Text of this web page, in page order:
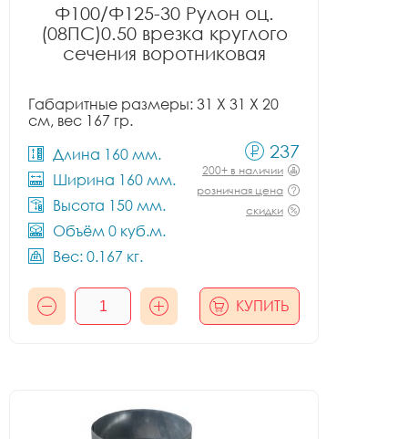
Ф100/Ф125-30 Рулон оц.
(08ПС)0.50 врезка круглого
сечения воротниковая
Габаритные размеры: 31 X 31 X 20
см, вес 167 гр.
Длина 160 мм.
Ширина 160 мм.
Высота 150 мм.
Объём 0 куб.м.
Вес: 0.167 кг.
237
200+ в наличии
розничная цена
скидки
КУПИТЬ